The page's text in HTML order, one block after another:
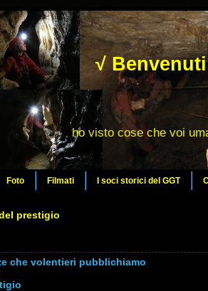
√
ho visto cose che voi
Foto Filmati I soci storici del GGT
prestigio
che volentieri pubblichiamo